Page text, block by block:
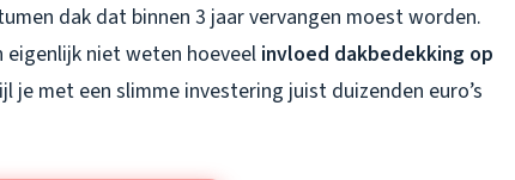
dak dat binnen 3 jaar vervangen moest worden.
eigenlijk niet weten hoeveelinvloed dakbedekking op
je met een slimme investering juist duizenden euro’s